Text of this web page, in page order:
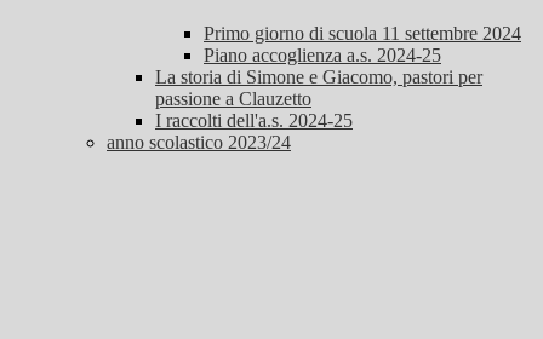
Primo giorno di scuola 11 settembre 2024
Piano accoglienza a.s. 2024-25
La storia di Simone e Giacomo, pastori per
passione a Clauzetto
I raccolti dell'a.s. 2024-25
anno scolastico 2023/24